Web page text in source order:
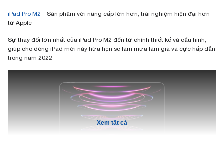
iPad Pro M2 – Sản phẩm với nâng cấp lớn hơn, trải nghiệm hiện đại hơn
từ Apple
Sự thay đổi lớn nhất của iPad Pro M2 đến từ chính thiết kế và cấu hình,
giúp cho dòng iPad mới này hứa hẹn sẽ làm mưa làm giá và cực hấp dẫn
trong năm 2022
Xem tất cả